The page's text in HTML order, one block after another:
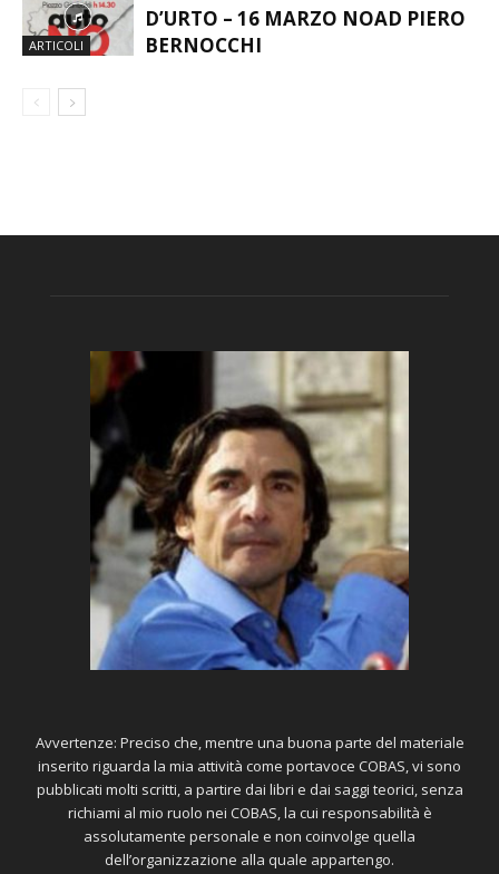
ARTICOLI
D’URTO – 16 MARZO NOAD PIERO
BERNOCCHI
Avvertenze: Preciso che, mentre una buona parte del materiale
inserito riguarda la mia attività come portavoce COBAS, vi sono
pubblicati molti scritti, a partire dai libri e dai saggi teorici, senza
richiami al mio ruolo nei COBAS, la cui responsabilità è
assolutamente personale e non coinvolge quella
dell’organizzazione alla quale appartengo.